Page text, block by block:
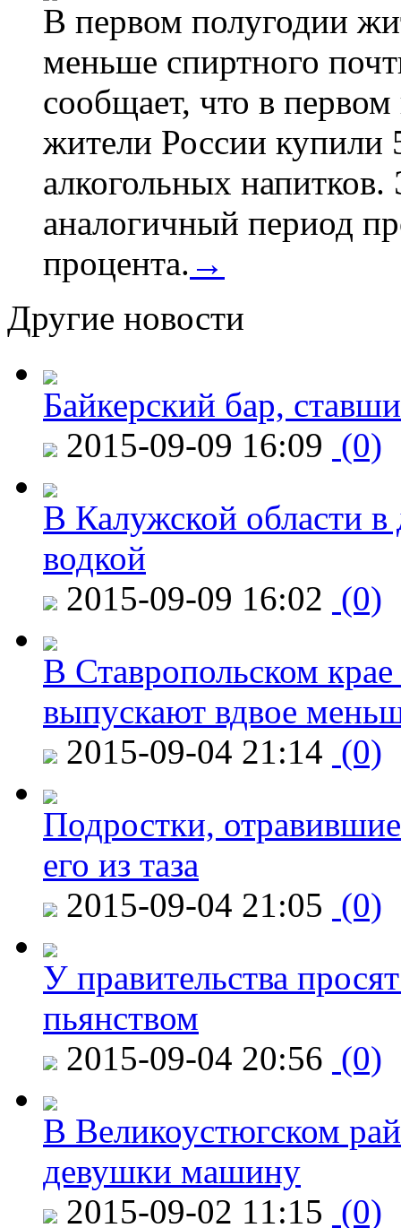
В первом полугодии
меньше спиртного
сообщает, что в
жители России купили
алкогольных
аналогичный период
процента. →
Другие новости
Байкерский бар,
2015-09-09 16:09 (0)
В Калужской области в
водкой
2015-09-09 16:02 (0)
В Ставропольском
выпускают вдвое
2015-09-04 21:14 (0)
Подростки,
его из таза
2015-09-04 21:05 (0)
У правительства
пьянством
2015-09-04 20:56 (0)
В Великоустюгском
девушки машину
2015-09-02 11:15 (0)